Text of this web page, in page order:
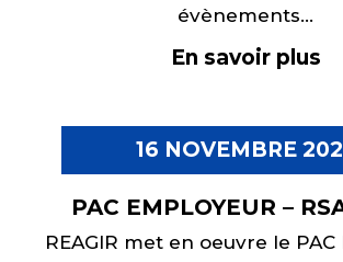
évènements...
En savoir plus
16 NOVEMBRE
PAC EMPLOYEUR –
REAGIR met en oeuvre le